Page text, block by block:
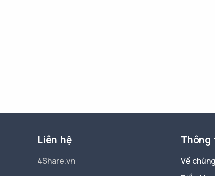
Liên hệ
4Share.vn
Thông
Về